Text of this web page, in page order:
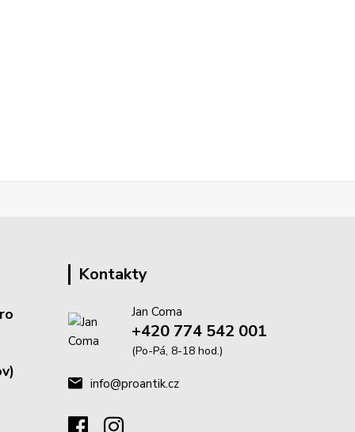
Kontakty
Jan Coma
+420 774 542 001
(Po-Pá, 8-18 hod.)
info@proantik.cz